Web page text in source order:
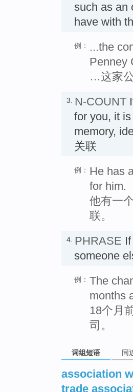
such as an
have with
例：
...the
Penney
…这家
3. N-COUNT
for you, it
memory,
关联
例： He has
for him.
他有一
联。
4. PHRASE
someone
例： The
months
18个月
司。
词组短语 同
association
trade